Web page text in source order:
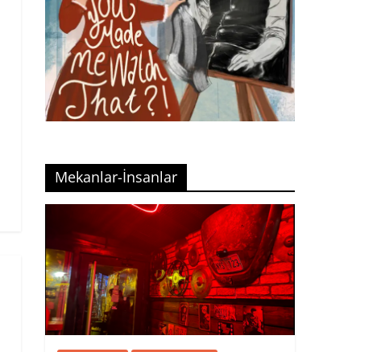
Mekanlar-İnsanlar